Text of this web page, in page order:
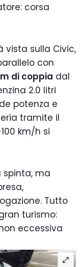
corsa
vista sulla Civic,
con
di coppia dal
2.0 litri
potenza e
tramite il
km/h si
spinta, ma
Tutto
turismo:
eccessiva